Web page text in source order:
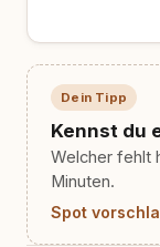
Dein Tipp
Kennst du
Welcher fehlt
Minuten.
Spot